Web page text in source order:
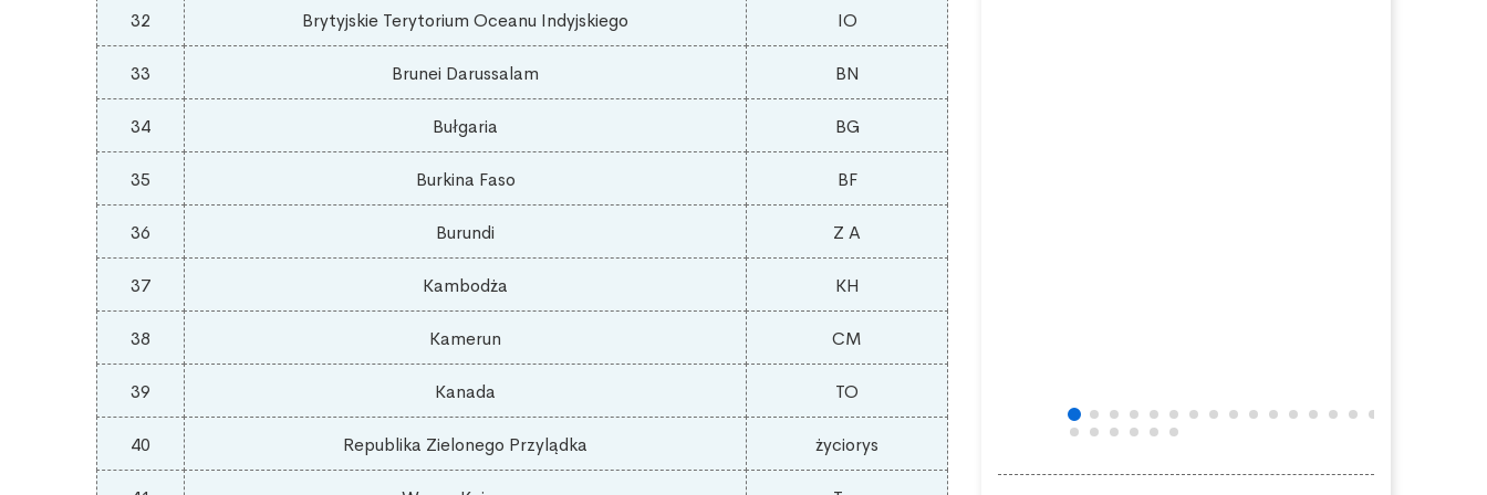
32 Brytyjskie Terytorium Oceanu Indyjskiego IO
33 Brunei Darussalam BN
34 Bułgaria BG
35 Burkina Faso BF
36 Burundi Z A
37 Kambodża KH
38 Kamerun CM
39 Kanada TO
40 Republika Zielonego Przylądka życiorys
Smith
Kingdom